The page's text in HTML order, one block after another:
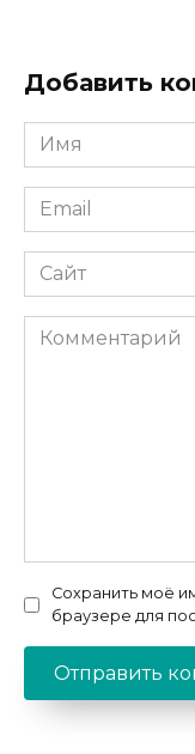
Добавить
Имя
*
Email
*
Сайт
Комментарий
Сохранить моё
браузере для